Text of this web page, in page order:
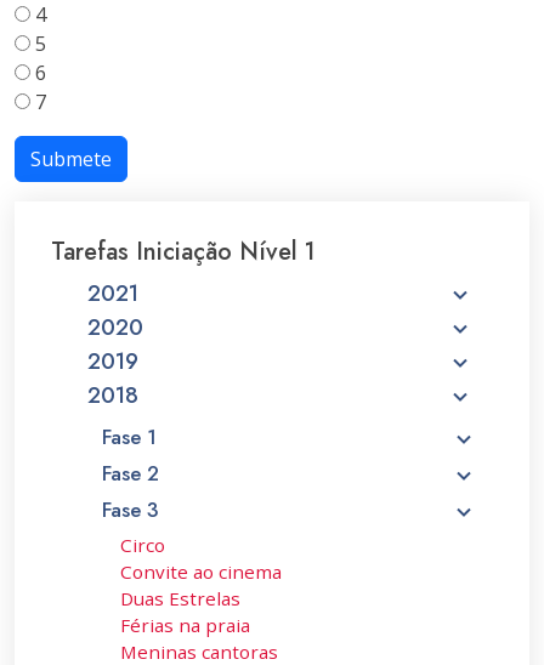
4
5
6
7
Submete
Tarefas Iniciação Nível 1
2021
2020
2019
2018
Fase 1
Fase 2
Fase 3
Circo
Convite ao cinema
Duas Estrelas
Férias na praia
Meninas cantoras